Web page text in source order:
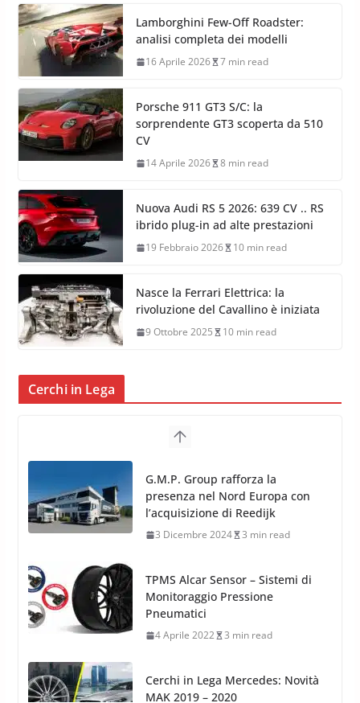
Lamborghini Few-Off Roadster:
analisi completa dei modelli
16 Aprile 2026 7 min read
Porsche 911 GT3 S/C: la
sorprendente GT3 scoperta da 510
CV
14 Aprile 2026 8 min read
Nuova Audi RS 5 2026: 639 CV .. RS
ibrido plug-in ad alte prestazioni
19 Febbraio 2026 10 min read
Nasce la Ferrari Elettrica: la
rivoluzione del Cavallino è iniziata
9 Ottobre 2025 10 min read
Cerchi in Lega
TPMS Alcar Sensor – Sistemi di
Monitoraggio Pressione
Pneumatici
4 Aprile 2022 3 min read
Cerchi in Lega Mercedes: Novità
MAK 2019 – 2020
16 Settembre 2019
MAK FIVESTAR (2019)